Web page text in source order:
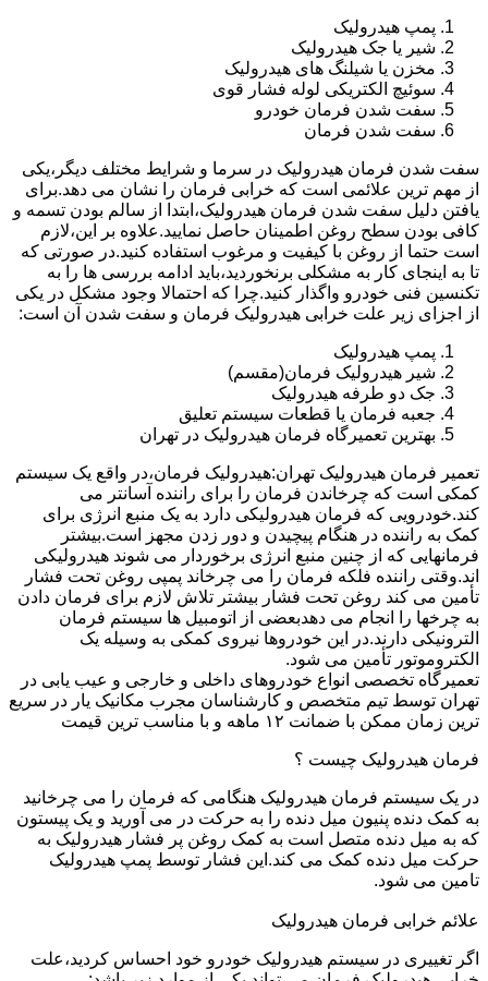
پمپ هیدرولیک
شیر یا جک هیدرولیک
مخزن یا شیلنگ های هیدرولیک
سوئیچ الکتریکی لوله فشار قوی
سفت شدن فرمان خودرو
سفت شدن فرمان
سفت شدن فرمان هیدرولیک در سرما و شرایط مختلف دیگر،یکی
از مهم ترین علائمی است که خرابی فرمان را نشان می دهد.برای
یافتن دلیل سفت شدن فرمان هیدرولیک،ابتدا از سالم بودن تسمه و
کافی بودن سطح روغن اطمینان حاصل نمایید.علاوه بر این،لازم
است حتما از روغن با کیفیت و مرغوب استفاده کنید.در صورتی که
تا به اینجای کار به مشکلی برنخوردید،باید ادامه بررسی ها را به
تکنسین فنی خودرو واگذار کنید.چرا که احتمالا وجود مشکل در یکی
از اجزای زیر علت خرابی هیدرولیک فرمان و سفت شدن آن است:
پمپ هیدرولیک
شیر هیدرولیک فرمان(مقسم)
جک دو طرفه هیدرولیک
جعبه فرمان یا قطعات سیستم تعلیق
بهترین تعمیرگاه فرمان هیدرولیک در تهران
تعمیر فرمان هیدرولیک تهران:هیدرولیک فرمان،در واقع یک سیستم
کمکی است که چرخاندن فرمان را برای راننده آسانتر می
کند.خودرویی که فرمان هیدرولیکی دارد به یک منبع انرژی برای
کمک به راننده در هنگام پیچیدن و دور زدن مجهز است.بیشتر
فرمانهایی که از چنین منبع انرژی برخوردار می شوند هیدرولیکی
اند.وقتی راننده فلکه فرمان را می چرخاند پمپی روغن تحت فشار
تأمین می کند روغن تحت فشار بیشتر تلاش لازم برای فرمان دادن
به چرخها را انجام می دهدبعضی از اتومبیل ها سیستم فرمان
الترونیکی دارند.در این خودروها نیروی کمکی به وسیله یک
الکتروموتور تأمین می شود.
تعمیرگاه تخصصی انواع خودروهای داخلی و خارجی و عیب یابی در
تهران توسط تیم متخصص و کارشناسان مجرب مکانیک یار در سریع
ترین زمان ممکن با ضمانت ۱۲ ماهه و با مناسب ترین قیمت
فرمان هیدرولیک چیست ؟
در یک سیستم فرمان هیدرولیک هنگامی که فرمان را می چرخانید
به کمک دنده پنیون میل دنده را به حرکت در می آورید و یک پیستون
که به میل دنده متصل است به کمک روغن پر فشار هیدرولیک به
حرکت میل دنده کمک می کند.این فشار توسط پمپ هیدرولیک
تامین می شود.
علائم خرابی فرمان هیدرولیک
اگر تغییری در سیستم هیدرولیک خودرو خود احساس کردید،علت